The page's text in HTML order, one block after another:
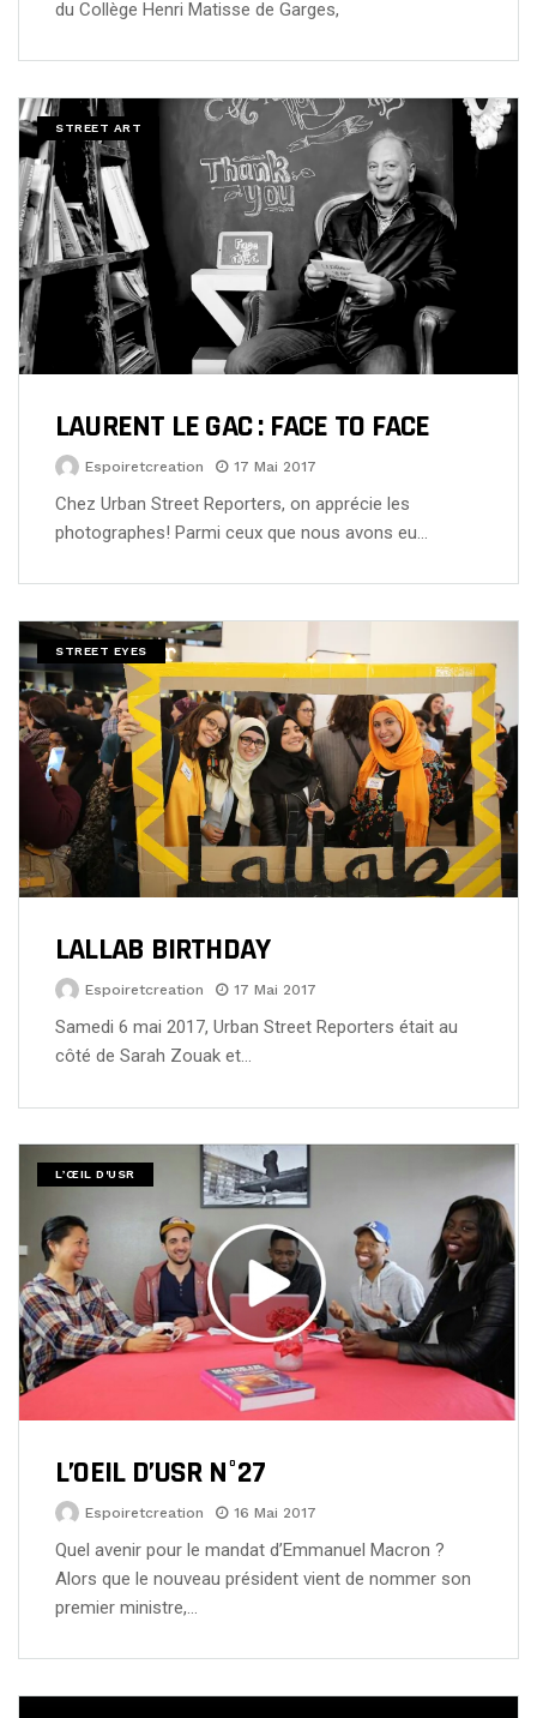
du Collège Henri Matisse de Garges,
STREET ART
LAURENT LE GAC : FACE TO FACE
Espoiretcreation 17 Mai 2017
Chez Urban Street Reporters, on apprécie les
photographes! Parmi ceux que nous avons eu…
STREET EYES
LALLAB BIRTHDAY
Espoiretcreation 17 Mai 2017
Samedi 6 mai 2017, Urban Street Reporters était au
côté de Sarah Zouak et…
L’ŒIL D'USR
L’OEIL D’USR N°27
Espoiretcreation 16 Mai 2017
Quel avenir pour le mandat d’Emmanuel Macron ?
Alors que le nouveau président vient de nommer son
premier ministre,…